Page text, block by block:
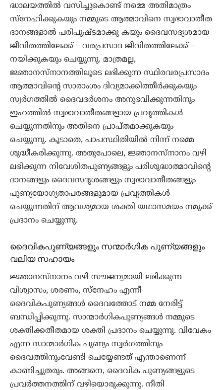
ദ്ധാലയത്തിൽ വസിച്ചുകൊണ്ട് നമ്മെ അതിമാത്രം
സ്നേഹിക്കുകയും നമ്മുടെ ആത്മാവിനെ സ്വഭാവാതീത
ദാനങ്ങളാൽ പരിപുഷ്ടമാക്കു കയും ദൈവസദ്യശമായ
ജീവിതത്തിലേക്ക് – വരപ്രസാദ ജീവിതത്തിലേക്ക് –
നയിക്കുകയും ചെയ്യുന്നു. മാത്രമല്ല,
ജ്ഞാനസ്നാനത്തിലൂടെ ലഭിക്കുന്ന സ്ഥിരവരപ്രസാദം
ആത്മാവിന്റെ സാരാംശം ദിവ്യമാക്കിത്തീർക്കുകയും
സ്വർഗത്തിൽ ദൈവദർശനം അനുഭവിക്കുന്നതിനും
ഇഹത്തിൽ സ്വഭാവാതീതങ്ങളായ പ്രവൃത്തികൾ
ചെയ്യുന്നതിനും അതിനെ പ്രാപ്തമാക്കുകയും
ചെയ്യുന്നു. കൂടാതെ, പാപസ്ഥിതിയിൽ നിന്ന് നമ്മെ
ശുദ്ധീകരിക്കുന്നു. അതുപോലെ, ജ്ഞാനസ്നാനം വഴി
ലഭിക്കുന്ന നിവേശിതപുണ്യങ്ങളും പരിശുദ്ധാത്മാവിന്റെ
ദാനങ്ങളും ദൈവസദൃശങ്ങളും സ്വഭാവാതീതങ്ങളും
പുണ്യയോഗ്യതാപരങ്ങളുമായ പ്രവൃത്തികൾ
ചെയ്യുന്നതിന് ആവശ്യമായ ശക്തി യഥാസമയം നമുക്ക്
പ്രദാനം ചെയ്യുന്നു.
ദൈവികപുണ്യങ്ങളും സന്മാർഗിക പുണ്യങ്ങളും
വലിയ സഹായം
ജ്ഞാനസ്നാനം വഴി സൗജന്യമായി ലഭിക്കുന്ന
വിശ്വാസം, ശരണം, സ്നേഹം എന്നീ
ദൈവികപുണ്യങ്ങൾ ദൈവത്തോട് നമ്മ നേരിട്ട്
ബന്ധിപ്പിക്കുന്നു. സാന്മാർഗികപുണ്യങ്ങൾ നമ്മുടെ
ശക്തിക്കതീതമായ ശക്തി പ്രദാനം ചെയ്യുന്നു. വിവേകം
എന്ന സാന്മാർഗിക പുണ്യം സ്വർഗത്തിനും
ദൈവത്തിനുംവേണ്ടി ചെയ്യേണ്ടത് എന്താണെന്ന്
കാണിച്ചുതരും. അങ്ങനെ, ദൈവിക പുണ്യങ്ങളുടെ
പ്രവർത്തനത്തിന് വഴിയൊരുക്കുന്നു. നീതി